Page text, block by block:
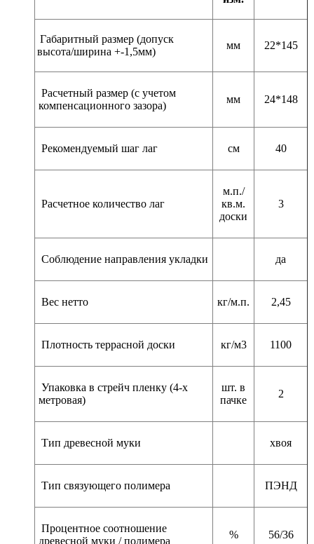
Габаритный размер (допуск
высота/ширина +-1,5мм)
мм 22*145
Расчетный размер (с учетом
компенсационного зазора)
мм 24*148
Рекомендуемый шаг лаг см 40
Расчетное количество лаг
м.п./
кв.м.
доски
3
Соблюдение направления укладки да
Вес нетто кг/м.п. 2,45
Плотность террасной доски кг/м3 1100
Упаковка в стрейч пленку (4-х
метровая)
шт. в
пачке
2
Тип древесной муки хвоя
Тип связующего полимера ПЭНД
Процентное соотношение
древесной муки / полимера
% 56/36